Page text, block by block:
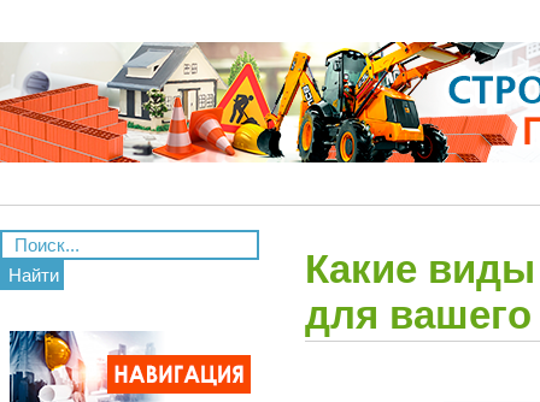
Найти
Какие
для